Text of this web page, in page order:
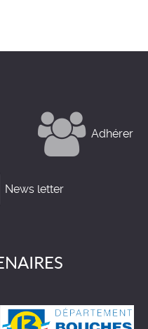
Adhérer
News letter